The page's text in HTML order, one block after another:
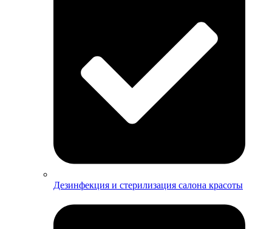
Дезинфекция и стерилизация салона красоты